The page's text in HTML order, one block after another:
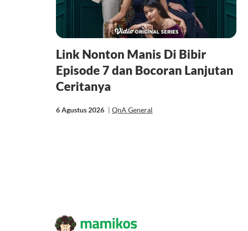
Link Nonton Manis Di Bibir
Episode 7 dan Bocoran Lanjutan
Ceritanya
6 Agustus 2026 | QnA General